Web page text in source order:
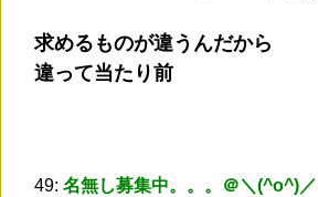
求めるものが違うんだから
違って当たり前
49: 名無し募集中。。。＠＼(^o^)／